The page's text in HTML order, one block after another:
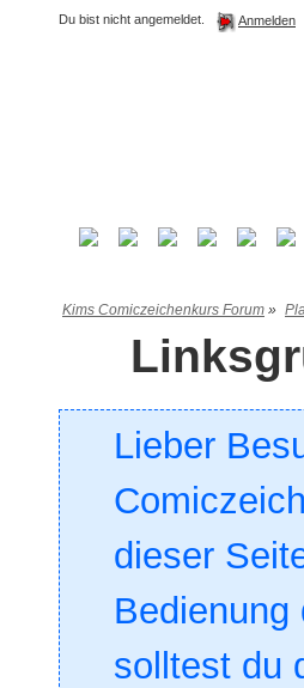
Du bist nicht angemeldet. Anmelden
Kims Comiczeichenkurs Forum »
Lieber
dieser
Bedienung
solltest du